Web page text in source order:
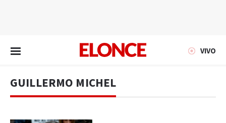
VIVO
GUILLERMO MICHEL